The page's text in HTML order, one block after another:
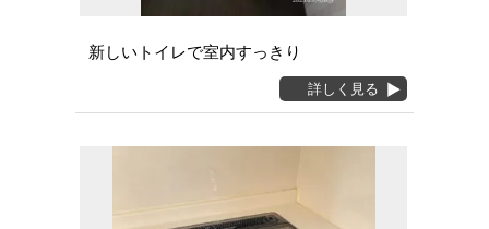
新しいトイレで室内すっきり
詳しく見る